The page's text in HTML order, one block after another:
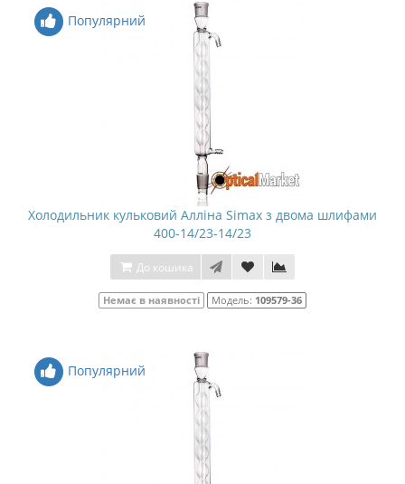
Популярний
Холодильник кульковий Алліна Simax з двома шлифами
400-14/23-14/23
До кошика
Немає в наявності Модель: 109579-36
Популярний